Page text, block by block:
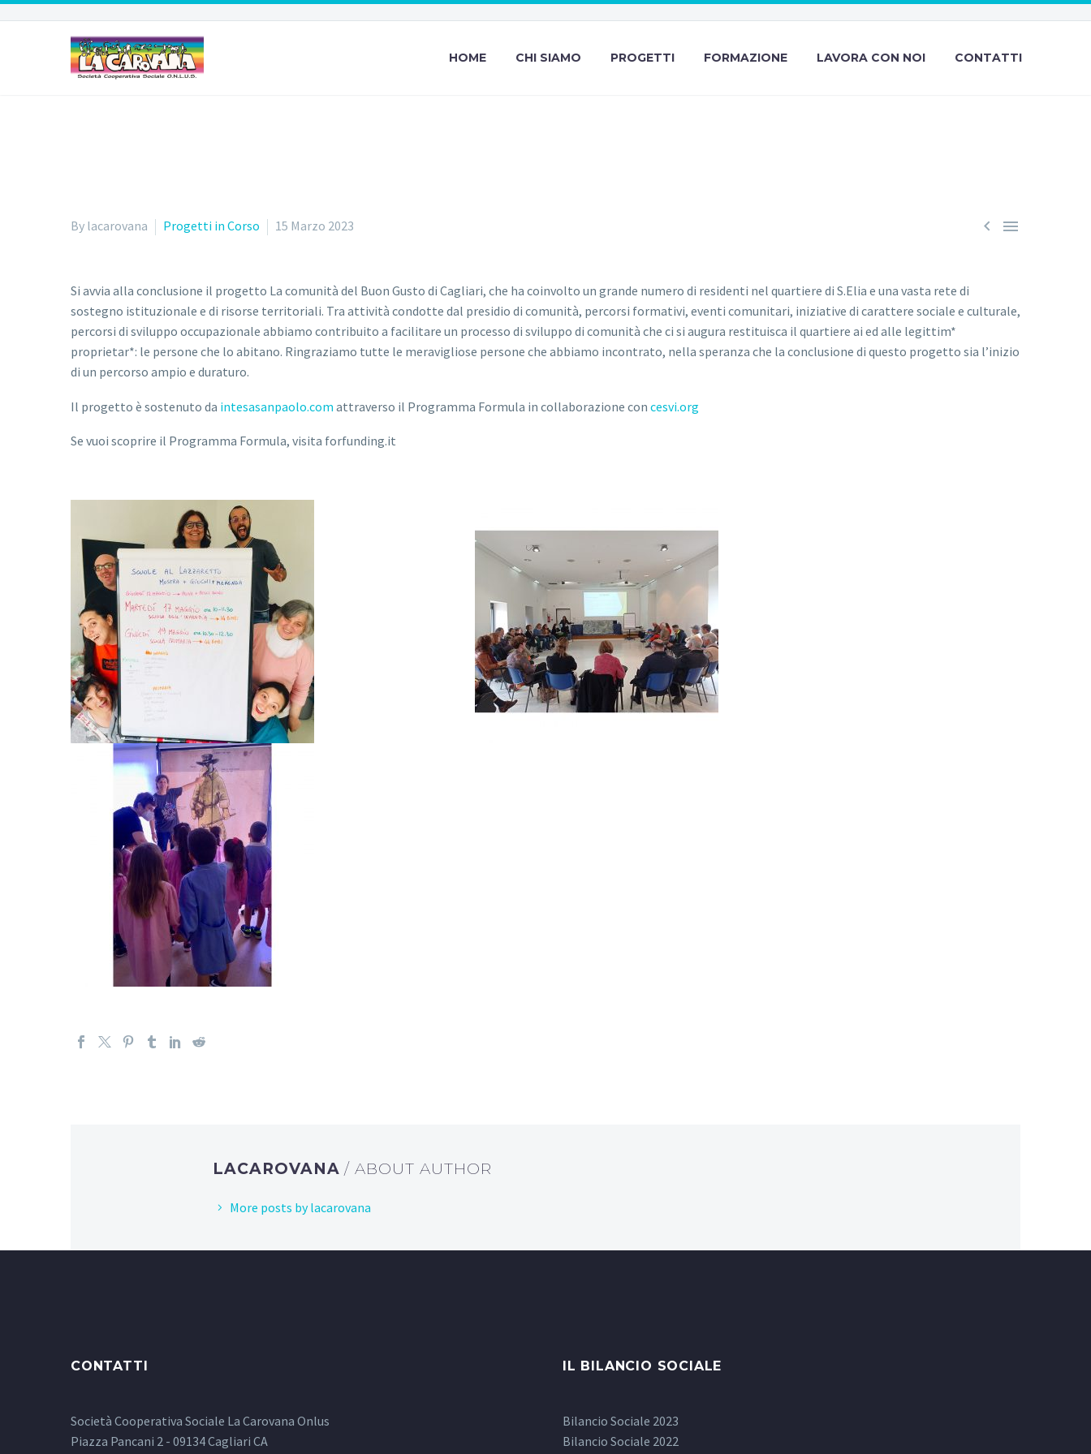
HOME CHI SIAMO PROGETTI FORMAZIONE LAVORA CON NOI CONTATTI
 
By lacarovana Progetti in Corso 15 Marzo 2023
Si avvia alla conclusione il progetto La comunità del Buon Gusto di Cagliari, che ha coinvolto un grande numero di residenti nel quartiere di S.Elia e una vasta rete di
sostegno istituzionale e di risorse territoriali. Tra attività condotte dal presidio di comunità, percorsi formativi, eventi comunitari, iniziative di carattere sociale e culturale,
percorsi di sviluppo occupazionale abbiamo contribuito a facilitare un processo di sviluppo di comunità che ci si augura restituisca il quartiere ai ed alle legittim*
proprietar*: le persone che lo abitano. Ringraziamo tutte le meravigliose persone che abbiamo incontrato, nella speranza che la conclusione di questo progetto sia l’inizio
di un percorso ampio e duraturo.
Il progetto è sostenuto da intesasanpaolo.com attraverso il Programma Formula in collaborazione con cesvi.org
Se vuoi scoprire il Programma Formula, visita forfunding.it
LACAROVANA/ ABOUT AUTHOR
More posts by lacarovana
CONTATTI
Società Cooperativa Sociale La Carovana Onlus
Piazza Pancani 2 - 09134 Cagliari CA
IL BILANCIO SOCIALE
Bilancio Sociale 2023
Bilancio Sociale 2022